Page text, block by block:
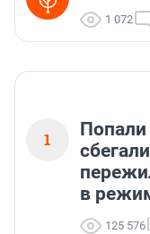
1 072
1
Попали
в
125 576